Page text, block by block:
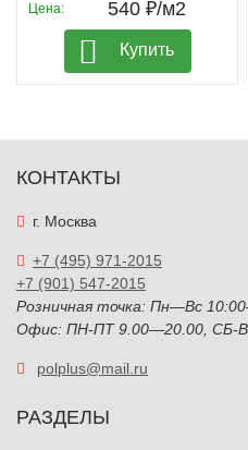
Цена: 540 ₽/м2
Купить
КОНТАКТЫ
г. Москва
+7 (495) 971-2015
+7 (901) 547-2015
Розничная точка: Пн—Вс
Офис: ПН-ПТ 9.00—20.00, СБ-
polplus@mail.ru
РАЗДЕЛЫ